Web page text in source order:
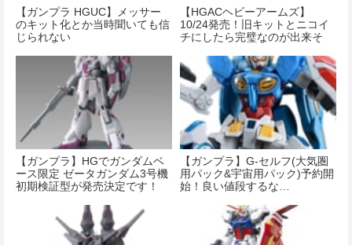
【ガンプラ HGUC】メッサー
のキット化とか当時聞いても信
じられない
【HGACヘビーアームズ】
10/24発売！旧キットとニコイ
チにしたら完璧なのが出来そ
【ガンプラ】HGでガンダムベ
ース限定 ゼータガンダム3号機
初期検証型が発売決定です！
【ガンプラ】G-セルフ(大気圏
用パック&宇宙用パック)予約開
始！良い値段するな…